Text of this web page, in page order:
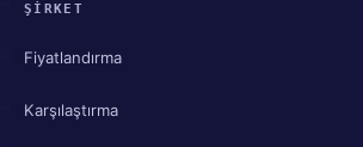
ŞIRKET
Fiyatlandırma
Karşılaştırma